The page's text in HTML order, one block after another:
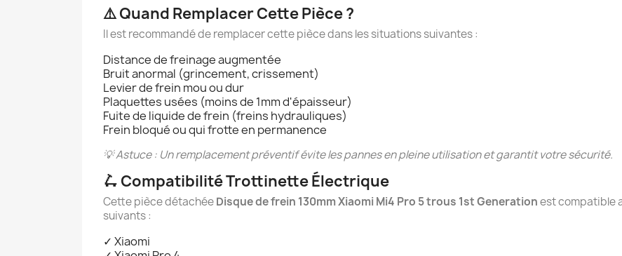
⚠️ Quand Remplacer Cette Pièce ?
Il est recommandé de remplacer cette pièce dans les situations suivantes :
Distance de freinage augmentée
Bruit anormal (grincement, crissement)
Levier de frein mou ou dur
Plaquettes usées (moins de 1mm d'épaisseur)
Fuite de liquide de frein (freins hydrauliques)
Frein bloqué ou qui frotte en permanence
💡 Astuce : Un remplacement préventif évite les pannes en pleine utilisation et garantit votre sécurité.
🛴 Compatibilité Trottinette Électrique
Cette pièce détachéeDisque de frein 130mm Xiaomi Mi4 Pro 5 trous 1st Generationest compatible
suivants :
✓ Xiaomi